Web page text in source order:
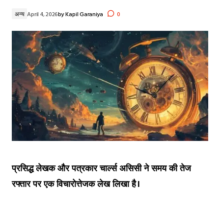
अन्य April 4, 2026byKapil Garaniya 0
प्रसिद्ध लेखक और पत्रकार चार्ल्स असिसी ने समय की तेज
रफ्तार पर एक विचारोत्तेजक लेख लिखा है।